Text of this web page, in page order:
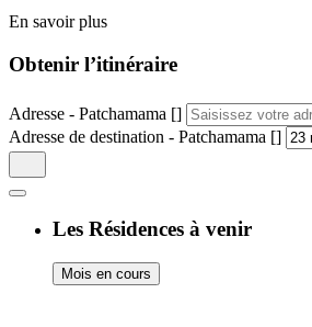
En savoir plus
Obtenir l’itinéraire
Adresse - Patchamama []
Adresse de destination - Patchamama []
Les Résidences à venir
Mois en cours